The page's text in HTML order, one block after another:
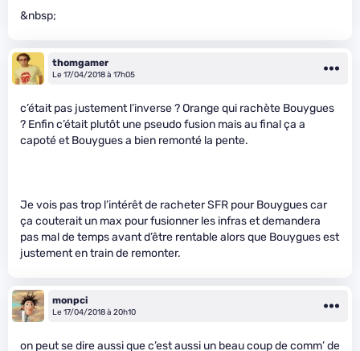
&nbsp;
thomgamer
Le 17/04/2018 à 17h05
c’était pas justement l’inverse ? Orange qui rachète Bouygues
? Enfin c’était plutôt une pseudo fusion mais au final ça a
capoté et Bouygues a bien remonté la pente.
Je vois pas trop l’intérêt de racheter SFR pour Bouygues car
ça couterait un max pour fusionner les infras et demandera
pas mal de temps avant d’être rentable alors que Bouygues est
justement en train de remonter.
monpci
Le 17/04/2018 à 20h10
on peut se dire aussi que c’est aussi un beau coup de comm’ de